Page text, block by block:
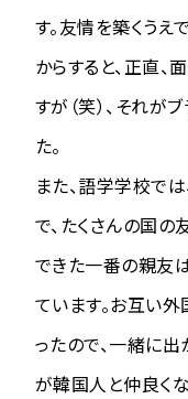
す。友情を築くうえ
からすると、正直、
すが（笑）、それが
た。
また、語学学校で
で、たくさんの国
できた一番の親友
ています。お互い
ったので、一緒に
が韓国人と仲良く